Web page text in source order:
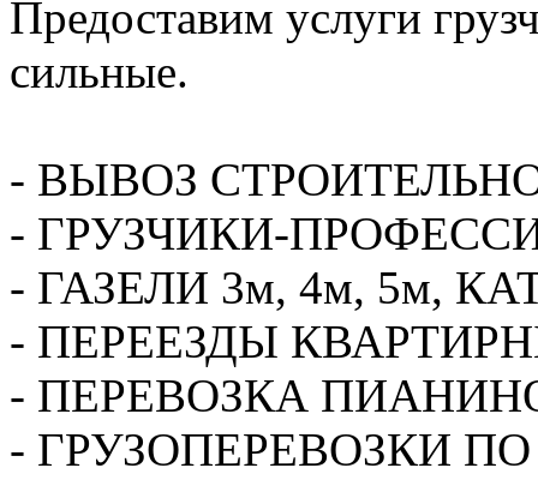
Предоставим услуги
сильные.
- ВЫВОЗ
- ГРУЗЧИКИ-
- ГАЗЕЛИ 3м, 4м, 5м,
- ПЕРЕЕЗДЫ
- ПЕРЕВОЗКА
- ГРУЗОПЕРЕВОЗКИ